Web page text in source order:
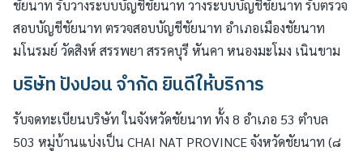
ชัยนาท รับวางระบบบัญชีชัยนาท วางระบบบัญชีชัยนาท รับตรวจ
สอบบัญชีชัยนาท ตรวจสอบบัญชีชัยนาท อำเภอเมืองชัยนาท
มโนรมย์ วัดสิงห์ สรรพยา สรรคบุรี หันคา หนองมะโมง เนินขาม
บริษัท ปังปอน จำกัด ยินดีให้บริการ
รับจดทะเบียนบริษัท ในจังหวัดชัยนาท ทั้ง 8 อำเภอ 53 ตำบล
503 หมู่บ้านแบ่งเป็น CHAI NAT PROVINCE จังหวัดชัยนาท (๘